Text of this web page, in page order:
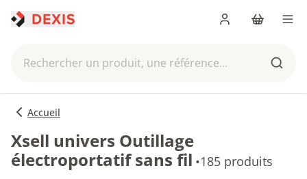
Rechercher un produit, une référence...
Panier
Accueil
Xsell univers Outillage
électroportatif sans fil •185 produits